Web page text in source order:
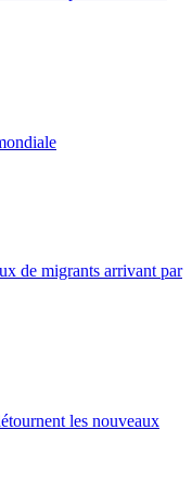
de migrants arrivant par
les nouveaux